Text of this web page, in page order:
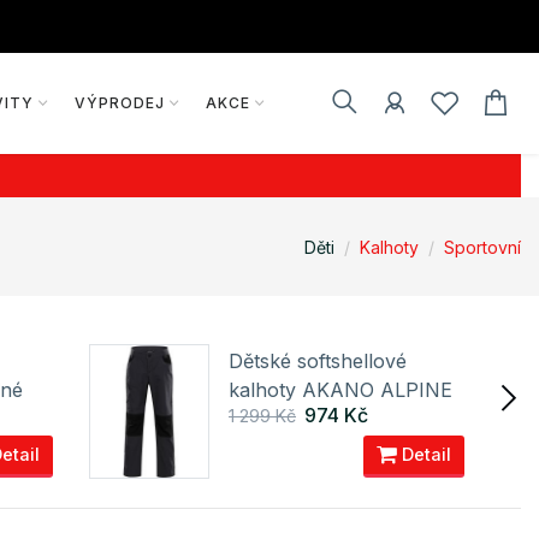
VÝPRODEJ AKCE
Děti Kalhoty Sportovní
Dětské softshellové
kalhoty AKANO ALPINE
PRO
1 299 Kč 974 Kč
Detail